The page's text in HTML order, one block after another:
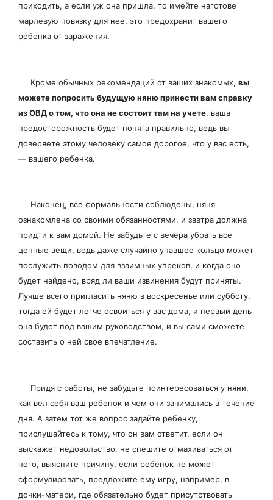
приходить, а если уж она пришла, то имейте наготове
марлевую повязку для нее, это предохранит вашего
ребенка от заражения.
Кроме обычных рекомендаций от ваших знакомых, вы
можете попросить будущую няню принести вам справку
из ОВД о том, что она не состоит там на учете, ваша
предосторожность будет понята правильно, ведь вы
доверяете этому человеку самое дорогое, что у вас есть,
— вашего ребенка.
Наконец, все формальности соблюдены, няня
ознакомлена со своими обязанностями, и завтра должна
придти к вам домой. Не забудьте с вечера убрать все
ценные вещи, ведь даже случайно упавшее кольцо может
послужить поводом для взаимных упреков, и когда оно
будет найдено, вряд ли ваши извинения будут приняты.
Лучше всего пригласить няню в воскресенье или субботу,
тогда ей будет легче освоиться у вас дома, и первый день
она будет под вашим руководством, и вы сами сможете
составить о ней свое впечатление.
Придя с работы, не забудьте поинтересоваться у няни,
как вел себя ваш ребенок и чем они занимались в течение
дня. А затем тот же вопрос задайте ребенку,
прислушайтесь к тому, что он вам ответит, если он
выскажет недовольство, не спешите отмахиваться от
него, выясните причину, если ребенок не может
сформулировать, предложите ему игру, например, в
дочки-матери, где обязательно будет присутствовать